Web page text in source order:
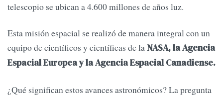
telescopio se ubican a 4.600 millones de años luz.
Esta misión espacial se realizó de manera integral con un
equipo de científicos y científicas de laNASA, la Agencia
Espacial Europea y la Agencia Espacial Canadiense.
¿Qué significan estos avances astronómicos? La pregunta